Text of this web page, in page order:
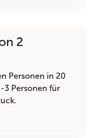
2
Personen in 20
3 Personen für